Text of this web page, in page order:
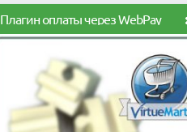
Плагин оплаты через WebPay